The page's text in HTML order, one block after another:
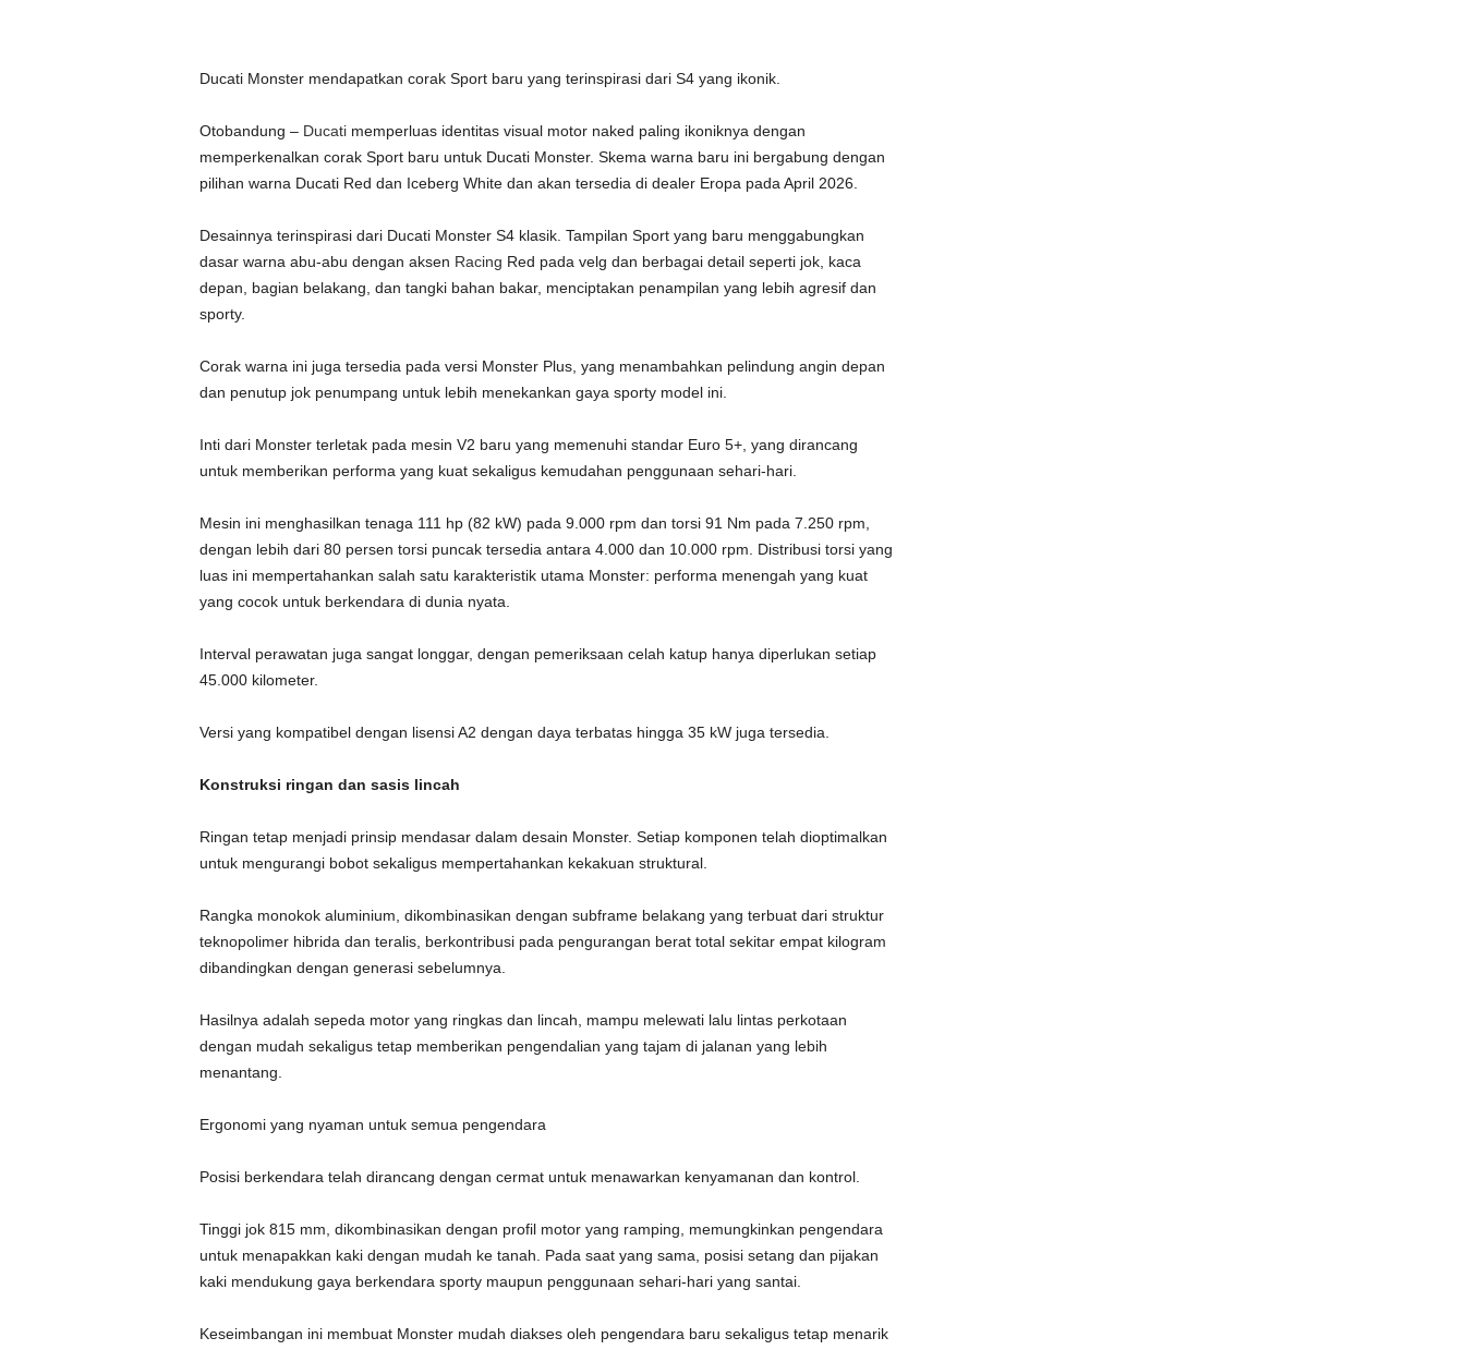
Ducati Monster mendapatkan corak Sport baru yang terinspirasi dari S4 yang ikonik.
Otobandung – Ducatimemperluas identitas visual motor naked paling ikoniknya dengan
memperkenalkan corak Sport baru untuk Ducati Monster. Skema warna baru ini bergabung dengan
pilihan warna Ducati Red dan Iceberg White dan akan tersedia di dealer Eropa pada April 2026.
Desainnya terinspirasi dari Ducati Monster S4 klasik. Tampilan Sport yang baru menggabungkan
dasar warna abu-abu dengan aksen Racing Red pada velg dan berbagai detail seperti jok, kaca
depan, bagian belakang, dan tangki bahan bakar, menciptakan penampilan yang lebih agresif dan
sporty.
Corak warna ini juga tersedia pada versi Monster Plus, yang menambahkan pelindung angin depan
dan penutup jok penumpang untuk lebih menekankan gaya sporty model ini.
Inti dari Monster terletak pada mesin V2 baru yang memenuhi standar Euro 5+, yang dirancang
untuk memberikan performa yang kuat sekaligus kemudahan penggunaan sehari-hari.
Mesin ini menghasilkan tenaga 111 hp (82 kW) pada 9.000 rpm dan torsi 91 Nm pada 7.250 rpm,
dengan lebih dari 80 persen torsi puncak tersedia antara 4.000 dan 10.000 rpm. Distribusi torsi yang
luas ini mempertahankan salah satu karakteristik utama Monster: performa menengah yang kuat
yang cocok untuk berkendara di dunia nyata.
Interval perawatan juga sangat longgar, dengan pemeriksaan celah katup hanya diperlukan setiap
45.000 kilometer.
Versi yang kompatibel dengan lisensi A2 dengan daya terbatas hingga 35 kW juga tersedia.
Konstruksi ringan dan sasis lincah
Ringan tetap menjadi prinsip mendasar dalam desain Monster. Setiap komponen telah dioptimalkan
untuk mengurangi bobot sekaligus mempertahankan kekakuan struktural.
Rangka monokok aluminium, dikombinasikan dengan subframe belakang yang terbuat dari struktur
teknopolimer hibrida dan teralis, berkontribusi pada pengurangan berat total sekitar empat kilogram
dibandingkan dengan generasi sebelumnya.
Hasilnya adalah sepeda motor yang ringkas dan lincah, mampu melewati lalu lintas perkotaan
dengan mudah sekaligus tetap memberikan pengendalian yang tajam di jalanan yang lebih
menantang.
Ergonomi yang nyaman untuk semua pengendara
Posisi berkendara telah dirancang dengan cermat untuk menawarkan kenyamanan dan kontrol.
Tinggi jok 815 mm, dikombinasikan dengan profil motor yang ramping, memungkinkan pengendara
untuk menapakkan kaki dengan mudah ke tanah. Pada saat yang sama, posisi setang dan pijakan
kaki mendukung gaya berkendara sporty maupun penggunaan sehari-hari yang santai.
Keseimbangan ini membuat Monster mudah diakses oleh pengendara baru sekaligus tetap menarik